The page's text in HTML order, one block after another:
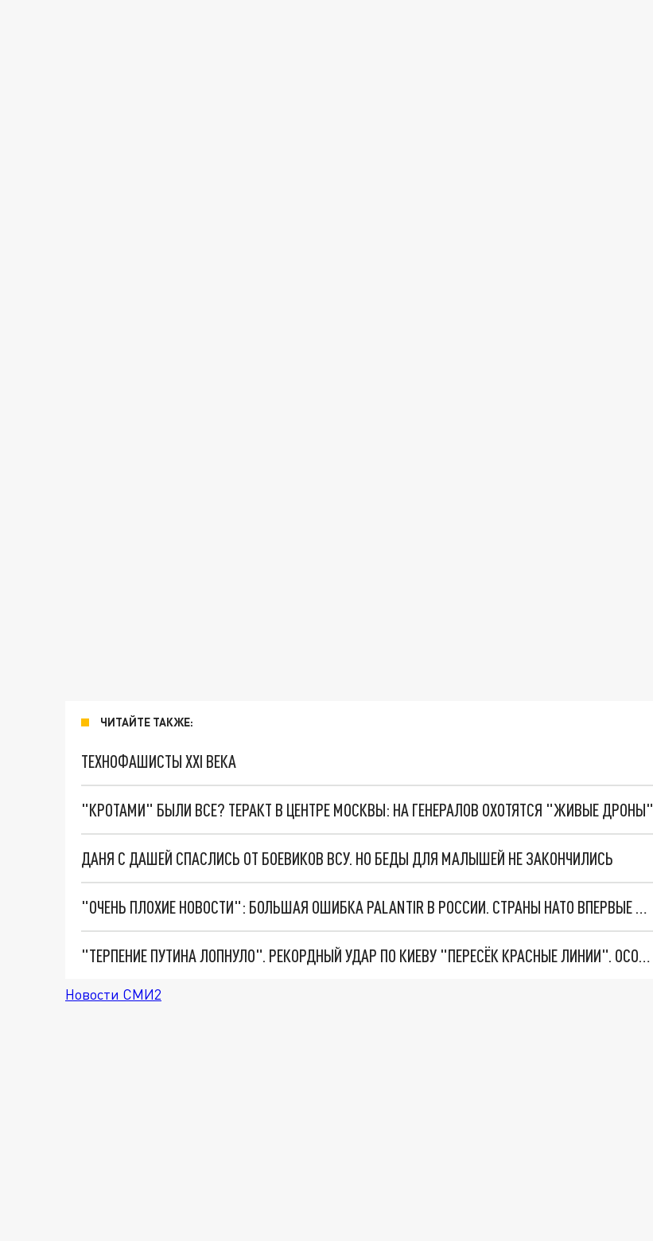
ЧИТАЙТЕ ТАКЖЕ:
ТЕХНОФАШИСТЫ XXI ВЕКА
"КРОТАМИ" БЫЛИ ВСЕ? ТЕРАКТ В ЦЕНТРЕ МОСКВЫ: НА ГЕНЕРАЛОВ ОХОТЯТСЯ "ЖИВЫЕ ДРОНЫ"
ДАНЯ С ДАШЕЙ СПАСЛИСЬ ОТ БОЕВИКОВ ВСУ. НО БЕДЫ ДЛЯ МАЛЫШЕЙ НЕ ЗАКОНЧИЛИСЬ
"ОЧЕНЬ ПЛОХИЕ НОВОСТИ": БОЛЬШАЯ ОШИБКА PALANTIR В РОССИИ. СТРАНЫ НАТО ВПЕРВЫЕ ЗА СВО ОСТАНОВИЛИ ПОСТАВКИ ОРУЖИЯ. ВСУ ТЕРЯЮТ ПРИГРАНИЧЬЕ?
"ТЕРПЕНИЕ ПУТИНА ЛОПНУЛО". РЕКОРДНЫЙ УДАР ПО КИЕВУ "ПЕРЕСЁК КРАСНЫЕ ЛИНИИ". ОСОБЫЕ СПЕЦЫ КНДР НА ЛБС? ТАЙНЫЕ ПЕРЕГОВОРЫ ЕВРОПЫ И МОСКВЫ
Новости СМИ2